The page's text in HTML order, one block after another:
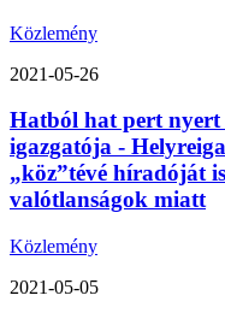
Közlemény
2021-05-26
Hatból hat pert
igazgatója -
„köz”tévé híradóját
valótlanságok miatt
Közlemény
2021-05-05